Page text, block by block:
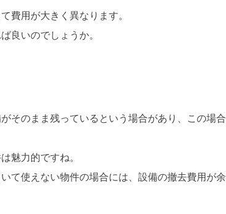
費用が大きく異なります。
良いのでしょうか。
そのまま残っているという場合があり、この場
魅力的ですね。
て使えない物件の場合には、設備の撤去費用が